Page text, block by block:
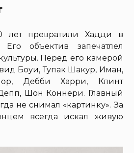
лет превратили Хадди в
объектив запечатлел
Перед его камерой
Боуи, Тупак Шакур, Иман,
Дебби Харри, Клинт
Шон Коннери. Главный
не снимал «картинку». За
всегда искал живую